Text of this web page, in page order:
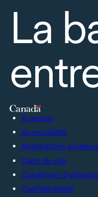
La
À propos
Accessibilité
Applications
Carte du site
Conditions
Confidentialité